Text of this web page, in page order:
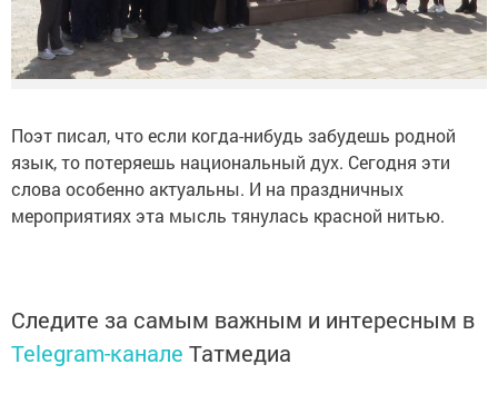
Поэт писал, что если когда-нибудь забудешь родной
язык, то потеряешь национальный дух. Сегодня эти
слова особенно актуальны. И на праздничных
мероприятиях эта мысль тянулась красной нитью.
Следите за самым важным и интересным в
Telegram-канале Татмедиа